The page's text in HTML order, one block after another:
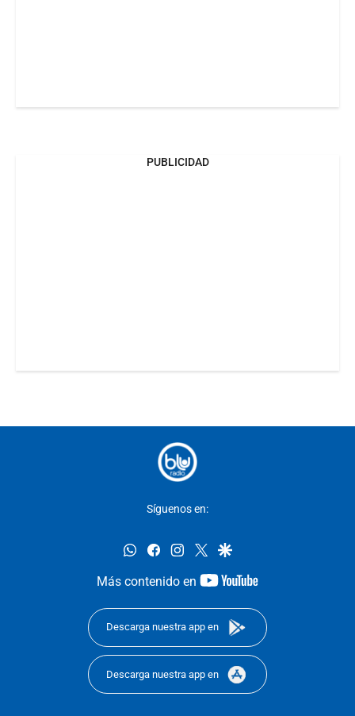
PUBLICIDAD
Síguenos en:
whatsappfacebookinstagram
twittergoogle
Más contenido en
youtube-
Descarga nuestra app en
Descarga nuestra app en